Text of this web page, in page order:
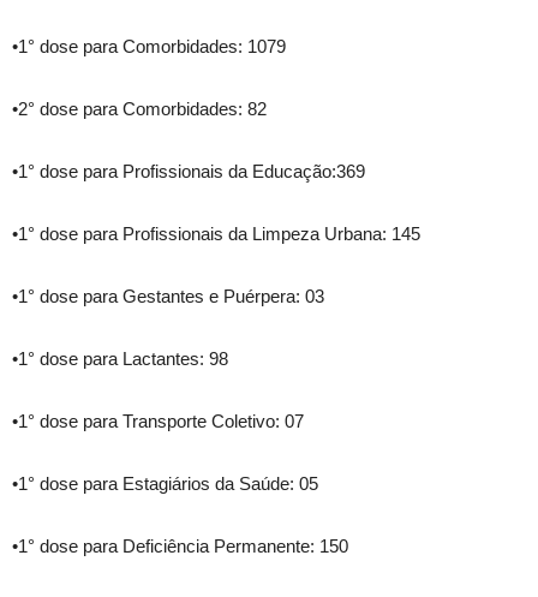
•1° dose para Comorbidades: 1079
•2° dose para Comorbidades: 82
•1° dose para Profissionais da Educação:369
•1° dose para Profissionais da Limpeza Urbana: 145
•1° dose para Gestantes e Puérpera: 03
•1° dose para Lactantes: 98
•1° dose para Transporte Coletivo: 07
•1° dose para Estagiários da Saúde: 05
•1° dose para Deficiência Permanente: 150